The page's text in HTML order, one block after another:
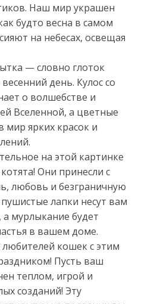
Наш мир украшен
будто весна в самом
на небесах, освещая
— словно глоток
день. Кулос со
о волшебстве и
Вселенной, а цветные
мир ярких красок и
на этой картинке
Они принесли с
любовь и безграничную
лапки несут вам
а мурлыкание будет
в вашем доме.
кошек с этим
Пусть ваш
теплом, игрой и
созданий! Эту